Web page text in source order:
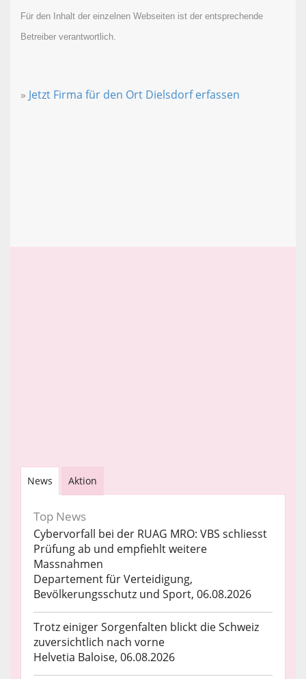
Für den Inhalt der einzelnen Webseiten ist der entsprechende
Betreiber verantwortlich.
» Jetzt Firma für den Ort Dielsdorf erfassen
News Aktion
Top News
Cybervorfall bei der RUAG MRO: VBS schliesst
Prüfung ab und empfiehlt weitere
Massnahmen
Departement für Verteidigung,
Bevölkerungsschutz und Sport, 06.08.2026
Trotz einiger Sorgenfalten blickt die Schweiz
zuversichtlich nach vorne
Helvetia Baloise, 06.08.2026